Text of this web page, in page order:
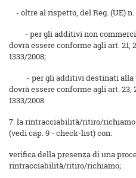
- oltre al rispetto, del Reg. (UE) n.
- per gli additivi non
dovrà essere conforme agli art. 21,
1333/2008;
- per gli additivi destinati alla
dovrà essere conforme agli art. 23,
1333/2008.
7. la rintracciabilità/ritiro/richiamo
(vedi cap. 9 - check-list) con:
verifica della presenza di una
rintracciabilità/ritiro/richiamo;